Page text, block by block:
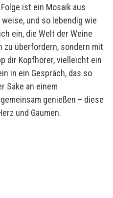
ist ein Mosaik aus
und so lebendig wie
ein, die Welt der Weine
zu überfordern, sondern mit
dir Kopfhörer, vielleicht ein
in ein Gespräch, das so
Sake an einem
genießen – diese
und Gaumen.